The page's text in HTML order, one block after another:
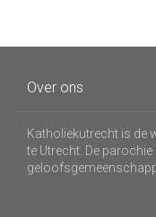
Over ons
Katholiekutrecht is de
te Utrecht. De